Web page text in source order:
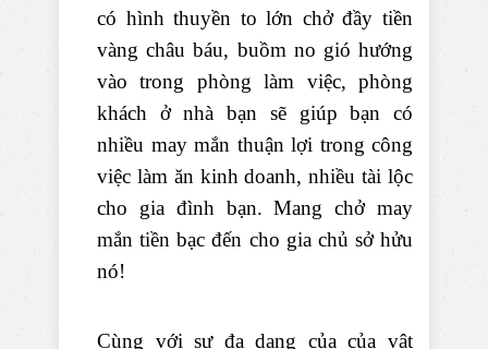
có hình thuyền to lớn chở đầy tiền
vàng châu báu, buồm no gió hướng
vào trong phòng làm việc, phòng
khách ở nhà bạn sẽ giúp bạn có
nhiều may mắn thuận lợi trong công
việc làm ăn kinh doanh, nhiều tài lộc
cho gia đình bạn. Mang chở may
mắn tiền bạc đến cho gia chủ sở hửu
nó!
Cùng với sự đa dạng của của vật